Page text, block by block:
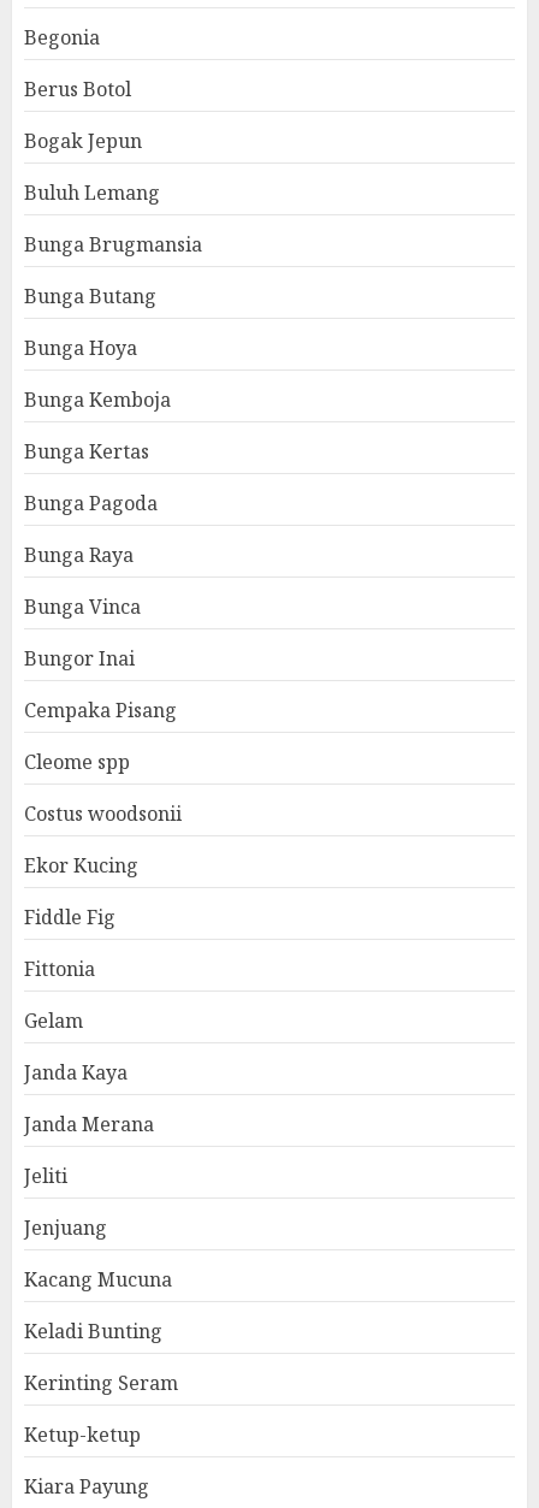
Begonia
Berus Botol
Bogak Jepun
Buluh Lemang
Bunga Brugmansia
Bunga Butang
Bunga Hoya
Bunga Kemboja
Bunga Kertas
Bunga Pagoda
Bunga Raya
Bunga Vinca
Bungor Inai
Cempaka Pisang
Cleome spp
Costus woodsonii
Ekor Kucing
Fiddle Fig
Fittonia
Gelam
Janda Kaya
Janda Merana
Jeliti
Jenjuang
Kacang Mucuna
Keladi Bunting
Kerinting Seram
Ketup-ketup
Kiara Payung